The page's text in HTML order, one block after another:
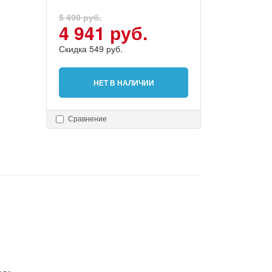
5 490 руб.
4 941 руб.
Скидка 549 руб.
НЕТ В НАЛИЧИИ
Сравнение